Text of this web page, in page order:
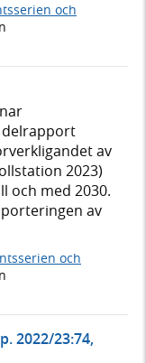
och
delrapport
av
2023)
och med 2030.
av
och
2022/23:74,